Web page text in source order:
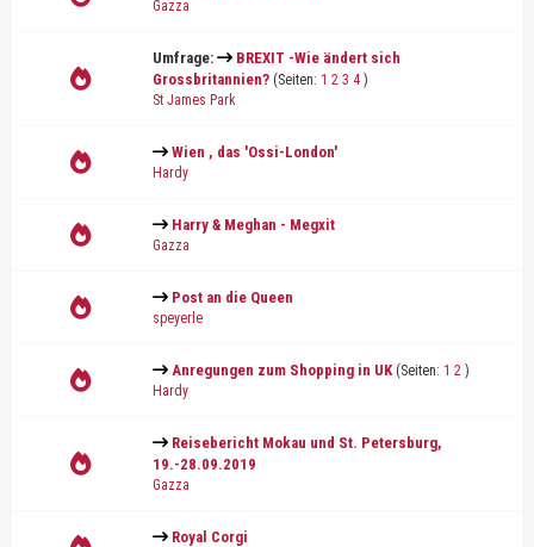
Gazza
Umfrage:
BREXIT -Wie ändert sich
Grossbritannien? (Seiten: 1 2 3 4 )
St James Park
Wien , das 'Ossi-London'
Hardy
Harry & Meghan - Megxit
Gazza
Post an die Queen
speyerle
Anregungen zum Shopping in UK (Seiten: 1 2 )
Hardy
Reisebericht Mokau und St. Petersburg,
19.-28.09.2019
Gazza
Royal Corgi